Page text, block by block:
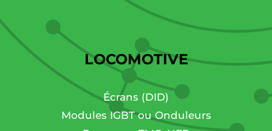
LOCOMOTIVE
Écrans (DID)
Modules IGBT ou Onduleurs